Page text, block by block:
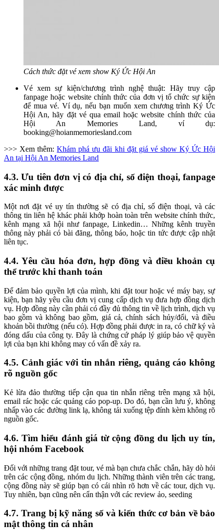
Cách thức đặt vé xem show Ký Ức Hội An
Vé xem sự kiện/chương trình nghệ thuật: Hãy truy cập
fanpage hoặc website chính thức của đơn vị tổ chức sự kiện
để mua vé. Ví dụ, nếu bạn muốn xem chương trình Ký Ức
Hội An, hãy đặt vé qua email hoặc website chính thức của
Hội An Memories Land, ví dụ:
booking@hoianmemoriesland.com
>>> Xem thêm:Khám phá ưu đãi khi đặt giá vé show Ký Ức Hội
An tại Hội An Memories Land
4.3. Ưu tiên đơn vị có địa chỉ, số điện thoại, fanpage
xác minh được
Một nơi đặt vé uy tín thường sẽ có địa chỉ, số điện thoại, và các
thông tin liên hệ khác phải khớp hoàn toàn trên website chính thức,
kênh mạng xã hội như fanpage, Linkedin… Những kênh truyền
thông này phải có bài đăng, thông báo, hoặc tin tức được cập nhật
liên tục.
4.4. Yêu cầu hóa đơn, hợp đồng và điều khoản cụ
thể trước khi thanh toán
Để đảm bảo quyền lợi của mình, khi đặt tour hoặc vé máy bay, sự
kiện, bạn hãy yêu cầu đơn vị cung cấp dịch vụ đưa hợp đồng dịch
vụ. Hợp đồng này cần phải có đầy đủ thông tin về lịch trình, dịch vụ
bao gồm và không bao gồm, giá cả, chính sách hủy/đổi, và điều
khoản bồi thường (nếu có). Hợp đồng phải được in ra, có chữ ký và
đóng dấu của công ty. Đây là chứng cứ pháp lý giúp bảo vệ quyền
lợi của bạn khi không may có vấn đề xảy ra.
4.5. Cảnh giác với tin nhắn riêng, quảng cáo không
rõ nguồn gốc
Kẻ lừa đảo thường tiếp cận qua tin nhắn riêng trên mạng xã hội,
email rác hoặc các quảng cáo pop-up. Do đó, bạn cần lưu ý, không
nhấp vào các đường link lạ, không tải xuống tệp đính kèm không rõ
nguồn gốc.
4.6. Tìm hiểu đánh giá từ cộng đồng du lịch uy tín,
hội nhóm Facebook
Đối với những trang đặt tour, vé mà bạn chưa chắc chắn, hãy dò hỏi
trên các cộng đồng, nhóm du lịch. Những thành viên trên các trang,
cộng đồng này sẽ giúp bạn có cái nhìn rõ hơn về các tour, dịch vụ.
Tuy nhiên, bạn cũng nên cẩn thận với các review ảo, seeding
4.7. Trang bị kỹ năng số và kiến thức cơ bản về bảo
mật thông tin cá nhân